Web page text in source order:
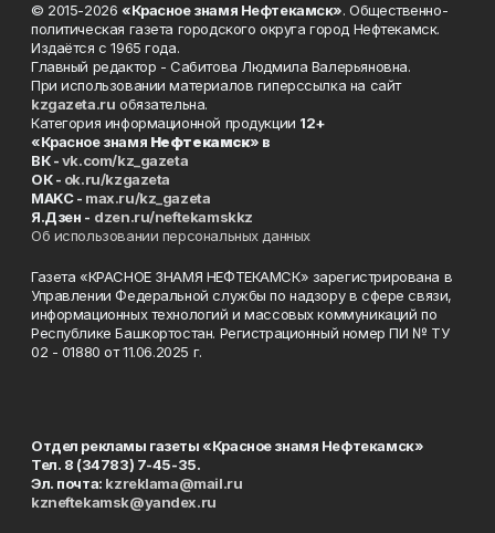
© 2015-2026 «Красное знамя Нефтекамск». Общественно-
политическая газета городского округа город Нефтекамск.
Издаётся с 1965 года.
Главный редактор - Сабитова Людмила Валерьяновна.
При использовании материалов гиперссылка на сайт
kzgazeta.ru обязательна.
Категория информационной продукции 12+
«Красное знамя Нефтекамск» в
ВК -vk.com/kz_gazeta
ОК - ok.ru/kzgazeta
MAKC - max.ru/kz_gazeta
Я.Дзен - dzen.ru/neftekamskkz
Об использовании персональных данных
Газета «КРАСНОЕ ЗНАМЯ НЕФТЕКАМСК» зарегистрирована в
Управлении Федеральной службы по надзору в сфере связи,
информационных технологий и массовых коммуникаций по
Республике Башкортостан. Регистрационный номер ПИ № ТУ
02 - 01880 от 11.06.2025 г.
Отдел рекламы газеты «Красное знамя Нефтекамск»
Тел. 8 (34783) 7-45-35.
Эл. почта: kzreklama@mail.ru
kzneftekamsk@yandex.ru